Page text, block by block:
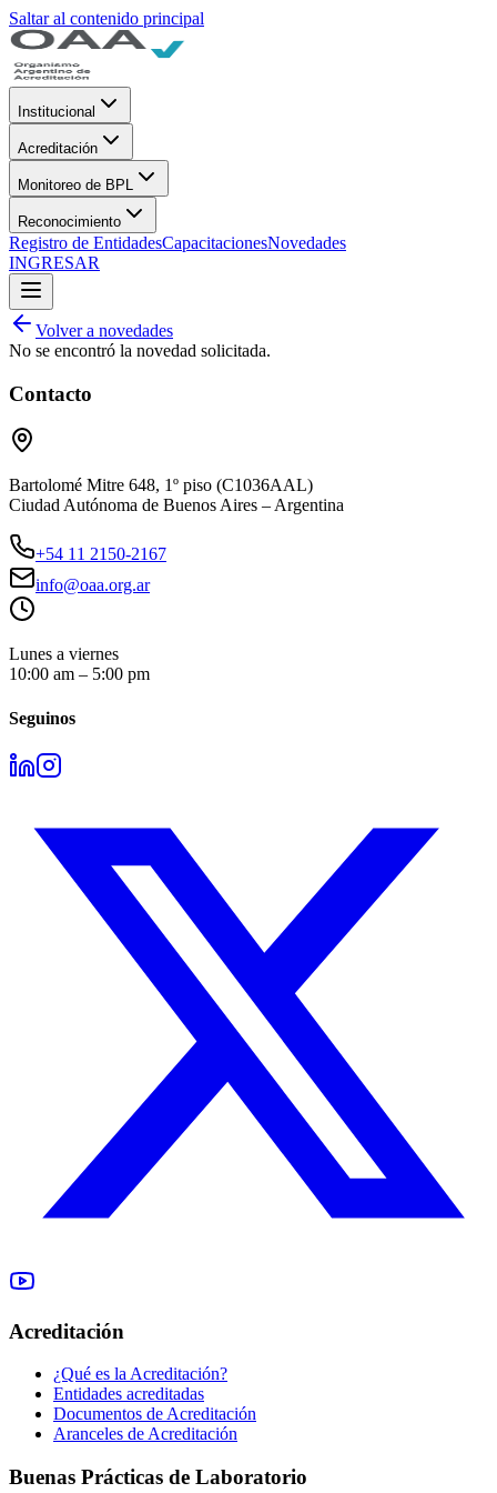
Saltar al contenido principal
Institucional
Acreditación
Monitoreo de BPL
Reconocimiento
Registro de EntidadesCapacitacionesNovedades
INGRESAR
Volver a novedades
No se encontró la novedad solicitada.
Contacto
Bartolomé Mitre 648, 1º piso (C1036AAL)
Ciudad Autónoma de Buenos Aires – Argentina
+54 11 2150-2167
info@oaa.org.ar
Lunes a viernes
10:00 am – 5:00 pm
Seguinos
Acreditación
¿Qué es la Acreditación?
Entidades acreditadas
Documentos de Acreditación
Aranceles de Acreditación
Buenas Prácticas de Laboratorio